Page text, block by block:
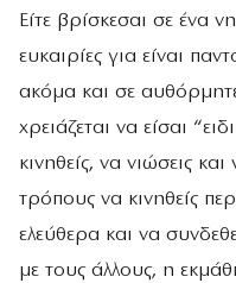
Είτε βρίσκεσαι σε ένα
ευκαιρίες για είναι
ακόμα και σε
χρειάζεται να είσαι
κινηθείς, να νιώσεις
τρόπους να κινηθείς
ελεύθερα και να
με τους άλλους, η